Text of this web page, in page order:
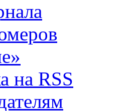
на RSS